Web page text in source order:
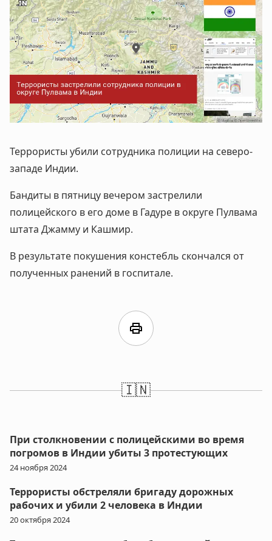
Террористы убили сотрудника полиции на северо-
западе Индии.
Бандиты в пятницу вечером застрелили
полицейского в его доме в Гадуре в округе Пулвама
штата Джамму и Кашмир.
В результате покушения констебль скончался от
полученных ранений в госпитале.
print
🇮🇳
При столкновении с полицейскими во время
погромов в Индии убиты 3 протестующих
24 ноября 2024
Террористы обстреляли бригаду дорожных
рабочих и убили 2 человека в Индии
20 октября 2024